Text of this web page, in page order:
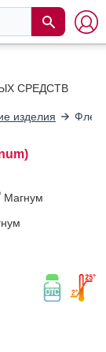
СРЕДСТВ
изделия
Магнум